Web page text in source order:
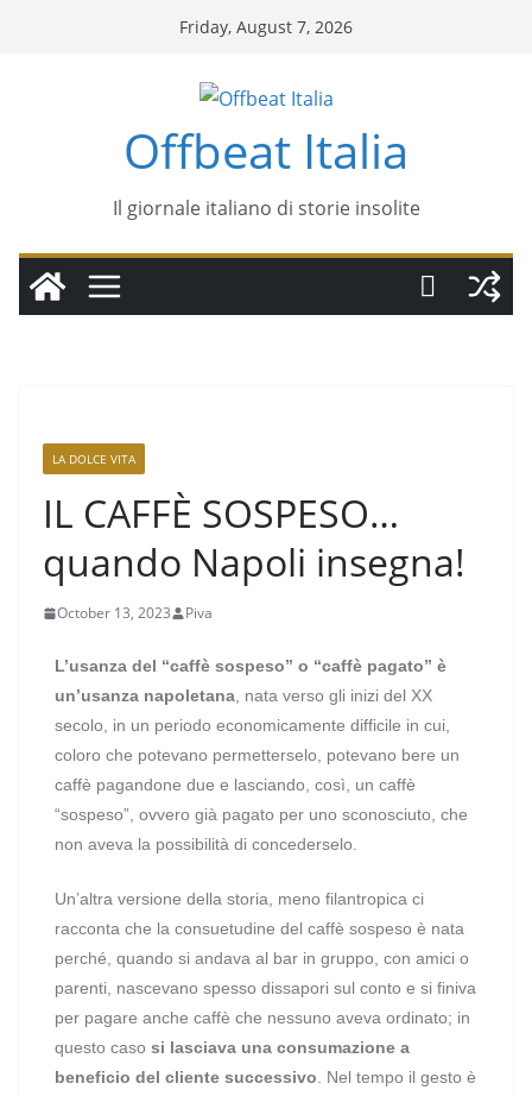
Friday, August 7, 2026
Offbeat Italia
Il giornale italiano di storie insolite
LA DOLCE VITA
IL CAFFÈ SOSPESO…
quando Napoli insegna!
October 13, 2023 Piva
L’usanza del “caffè sospeso” o “caffè pagato” è
un’usanza napoletana , nata verso gli inizi del XX
secolo, in un periodo economicamente difficile in cui,
coloro che potevano permetterselo, potevano bere un
caffè pagandone due e lasciando, così, un caffè
“sospeso”, ovvero già pagato per uno sconosciuto, che
non aveva la possibilità di concederselo.
Un’altra versione della storia, meno filantropica ci
racconta che la consuetudine del caffè sospeso è nata
perché, quando si andava al bar in gruppo, con amici o
parenti, nascevano spesso dissapori sul conto e si finiva
per pagare anche caffè che nessuno aveva ordinato; in
questo caso si lasciava una consumazione a
beneficio del cliente successivo . Nel tempo il gesto è